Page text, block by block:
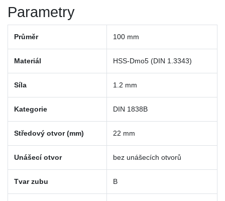
Parametry
Průměr 100 mm
Materiál HSS-Dmo5 (DIN 1.3343)
Síla 1.2 mm
Kategorie DIN 1838B
Středový otvor (mm) 22 mm
Unášecí otvor bez unášecích otvorů
Tvar zubu B